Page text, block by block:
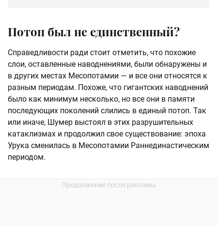
Потоп был не единственный?
Справедливости ради стоит отметить, что похожие
слои, оставленные наводнениями, были обнаружены и
в других местах Месопотамии — и все они относятся к
разным периодам. Похоже, что гигантских наводнений
было как минимум несколько, но все они в памяти
последующих поколений слились в единый потоп. Так
или иначе, Шумер выстоял в этих разрушительных
катаклизмах и продолжил свое существование: эпоха
Урука сменилась в Месопотамии Раннединастическим
периодом.